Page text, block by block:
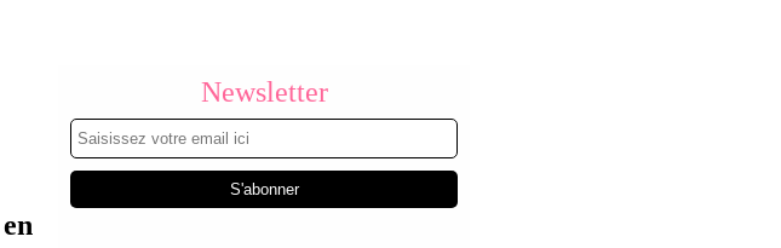
Newsletter